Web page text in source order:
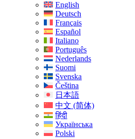
English
Deutsch
Français
Español
Italiano
Português
Nederlands
Suomi
Svenska
Čeština
日本語
中文 (简体)
हिंदी
Українська
Polski